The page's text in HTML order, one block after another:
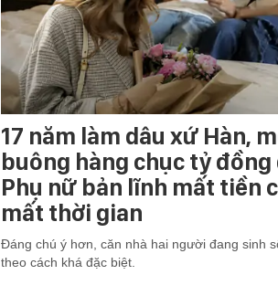
17 năm làm dâu xứ Hàn,
buông hàng chục tỷ đồng
Phụ nữ bản lĩnh mất tiền
mất thời gian
Đáng chú ý hơn, căn nhà hai người đang sinh
theo cách khá đặc biệt.